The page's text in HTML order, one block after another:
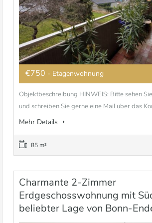
€750 - Etagenwohnung
Objektbeschreibung HINWEIS: Bitte sehen
und schreiben Sie gerne eine Mail über das
Mehr Details
85 m²
Charmante 2-Zimmer
Erdgeschosswohnung mit
beliebter Lage von Bonn-